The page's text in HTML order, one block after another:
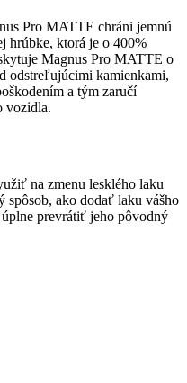
Pro MATTE chráni jemnú
hrúbke, ktorá je o 400%
Magnus Pro MATTE o
odstreľujúcimi kamienkami,
a tým zaručí
vozidla.
na zmenu lesklého laku
spôsob, ako dodať laku vášho
prevrátiť jeho pôvodný